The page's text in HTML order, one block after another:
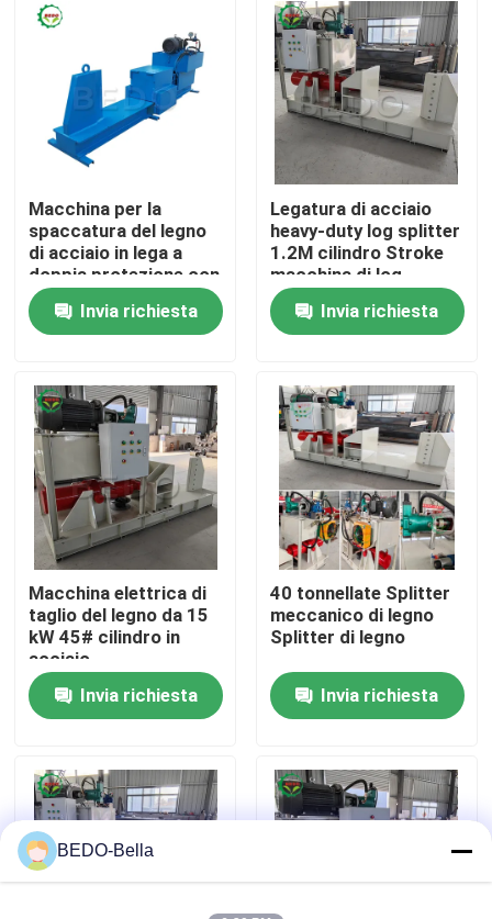
Casa.
Su di noi
Visita alla fabbrica
Controllo della qualità
Contattaci
Notizie
Macchina di legno dello sfibratore
Macchina di legno del frantoio
Macchina per la
spaccatura del legno
di acciaio in lega a
doppia protezione con
cilindro in acciaio 45#
Invia richiesta
Legatura di acciaio
heavy-duty log splitter
1.2M cilindro Stroke
macchina di log
splitting
Invia richiesta
Macchina elettrica di
taglio del legno da 15
kW 45# cilindro in
acciaio
Invia richiesta
40 tonnellate Splitter
meccanico di legno
Splitter di legno
Invia richiesta
BEDO-Bella